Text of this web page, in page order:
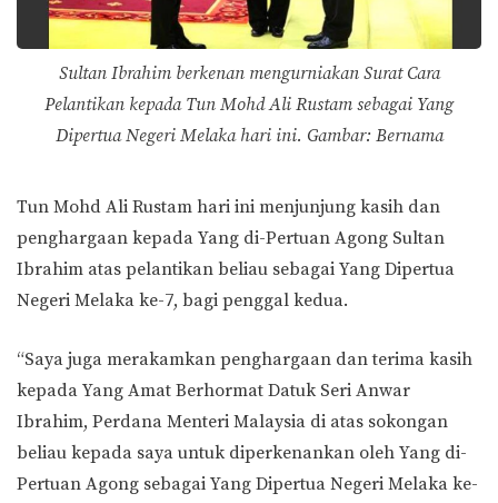
Sultan Ibrahim berkenan mengurniakan Surat Cara
Pelantikan kepada Tun Mohd Ali Rustam sebagai Yang
Dipertua Negeri Melaka hari ini. Gambar: Bernama
Tun Mohd Ali Rustam hari ini menjunjung kasih dan
penghargaan kepada Yang di-Pertuan Agong Sultan
Ibrahim atas pelantikan beliau sebagai Yang Dipertua
Negeri Melaka ke-7, bagi penggal kedua.
“Saya juga merakamkan penghargaan dan terima kasih
kepada Yang Amat Berhormat Datuk Seri Anwar
Ibrahim, Perdana Menteri Malaysia di atas sokongan
beliau kepada saya untuk diperkenankan oleh Yang di-
Pertuan Agong sebagai Yang Dipertua Negeri Melaka ke-